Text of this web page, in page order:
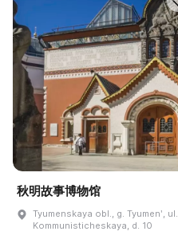
秋明故事博物馆
Tyumenskaya obl., g. Tyumenʹ, ul.
Kommunisticheskaya, d. 10